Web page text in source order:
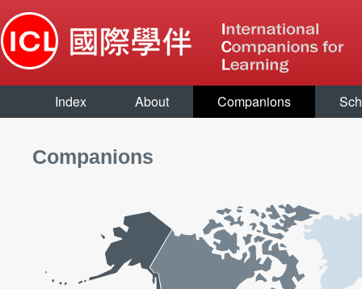
Index About Companions
Companions